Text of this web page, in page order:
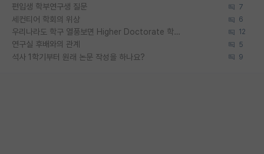
편입생 학부연구생 질문 7
세컨티어 학회의 위상 6
우리나라도 학구 열풍보면 Higher Doctorate 학위가 필요하다고 봅니다. 12
연구실 후배와의 관계 5
석사 1학기부터 원래 논문 작성을 하나요? 9